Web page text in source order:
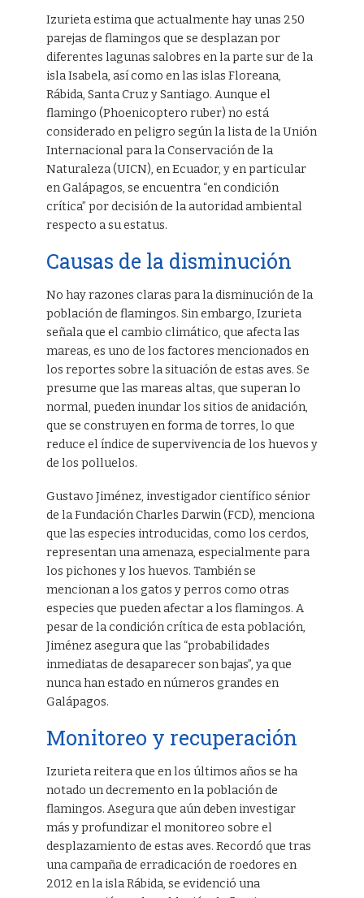
Izurieta estima que actualmente hay unas 250
parejas de flamingos que se desplazan por
diferentes lagunas salobres en la parte sur de la
isla Isabela, así como en las islas Floreana,
Rábida, Santa Cruz y Santiago. Aunque el
flamingo (Phoenicoptero ruber) no está
considerado en peligro según la lista de la Unión
Internacional para la Conservación de la
Naturaleza (UICN), en Ecuador, y en particular
en Galápagos, se encuentra “en condición
crítica” por decisión de la autoridad ambiental
respecto a su estatus.
Causas de la disminución
No hay razones claras para la disminución de la
población de flamingos. Sin embargo, Izurieta
señala que el cambio climático, que afecta las
mareas, es uno de los factores mencionados en
los reportes sobre la situación de estas aves. Se
presume que las mareas altas, que superan lo
normal, pueden inundar los sitios de anidación,
que se construyen en forma de torres, lo que
reduce el índice de supervivencia de los huevos y
de los polluelos.
Gustavo Jiménez, investigador científico sénior
de la Fundación Charles Darwin (FCD), menciona
que las especies introducidas, como los cerdos,
representan una amenaza, especialmente para
los pichones y los huevos. También se
mencionan a los gatos y perros como otras
especies que pueden afectar a los flamingos. A
pesar de la condición crítica de esta población,
Jiménez asegura que las “probabilidades
inmediatas de desaparecer son bajas”, ya que
nunca han estado en números grandes en
Galápagos.
Monitoreo y recuperación
Izurieta reitera que en los últimos años se ha
notado un decremento en la población de
flamingos. Asegura que aún deben investigar
más y profundizar el monitoreo sobre el
desplazamiento de estas aves. Recordó que tras
una campaña de erradicación de roedores en
2012 en la isla Rábida, se evidenció una